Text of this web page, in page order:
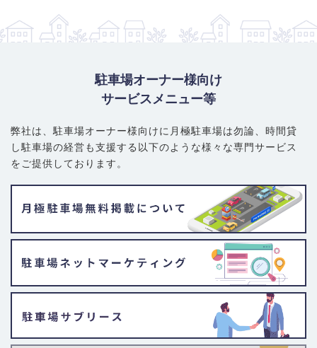
駐車場オーナー様向け
サービスメニュー等
弊社は、駐車場オーナー様向けに月極駐車場は勿論、 時間貸
し駐車場の経営も支援する以下のような様々な専門サービス
をご提供しております。